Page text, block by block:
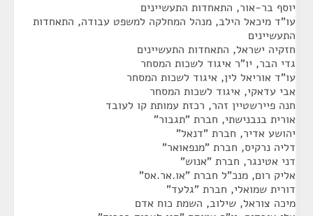
יוסף בר-אור, התאחדות התעשיינים
עו"ד מיכאל הילב, מנהל המחלקה למשפט עבודה, התאחדות
התעשיינים
חזקיה ישראל, התאחדות התעשיינים
גדי הבר, יו"ר איגוד לשכות המסחר
עו"ד אוריאל לין, איגוד לשכות המסחר
אבי עדאקי, איגוד לשכות המסחר
חנה פיירשטיין זהר, רכזת עמותת קו לעובד
אורית בנבנישתי, חברת "תגבור"
יהושע אדיר, חברת "דנאל"
דליה נרקיס, חברת "מנפאואר"
דני אטינגר, חברת "אנוש"
אליק רום, מנכ"ל חברת "או.אר.אס"
דורית שמואלי, חברת "גלעד"
מיכה צוראל, שילוב, השמת כוח אדם